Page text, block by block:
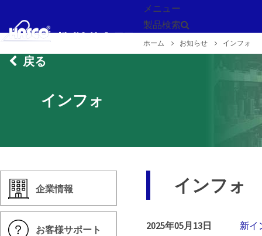
メニュー
製品検索
ホーム お知らせ インフォ
インフォ
インフォ
2025年05月13日 新イ
企業情報
お客様サポート
戻る